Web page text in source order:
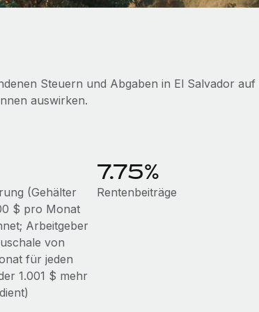
Steuern und Abgaben in El Salvador auf
auswirken.
(Gehälter
$ pro Monat
Arbeitgeber
von
für jeden
1.001 $ mehr
7.75%
Rentenbeiträge